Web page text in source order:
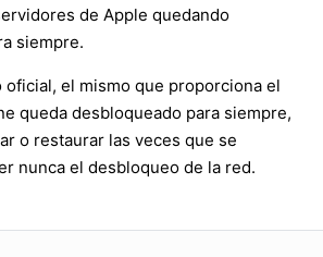
de Apple quedando
siempre.
oficial, el mismo que proporciona el
queda desbloqueado para siempre,
o restaurar las veces que se
nunca el desbloqueo de la red.